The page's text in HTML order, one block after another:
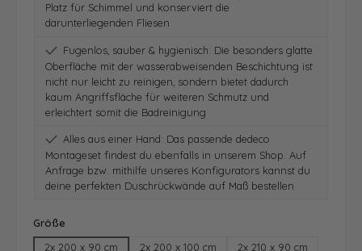
Platz für Schimmel und konserviert die
darunterliegenden Fliesen
Fugenlos, sauber & hygienisch: Die besonders glatte
Oberfläche mit der wasserabweisenden Beschichtung ist
nicht nur leicht zu reinigen, sondern bietet dadurch
kaum Angriffsfläche für weiteren Schmutz und
erleichtert somit die Badreinigung
Alles aus einer Hand: Das passende dedeco
Montageset findest du ebenfalls in unserem Shop. Auf
Anfrage bzw. mithilfe unseres Konfigurators kannst du
deine perfekten Duschrückwände auf Maß bestellen
Größe
2x 200 x 90 cm
2x 200 x 100 cm
2x 210 x 90 cm